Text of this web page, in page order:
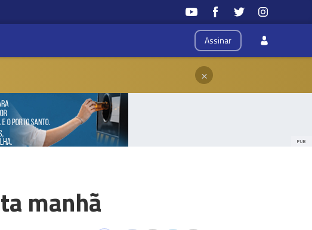
Assinar
×
PUB
manhã